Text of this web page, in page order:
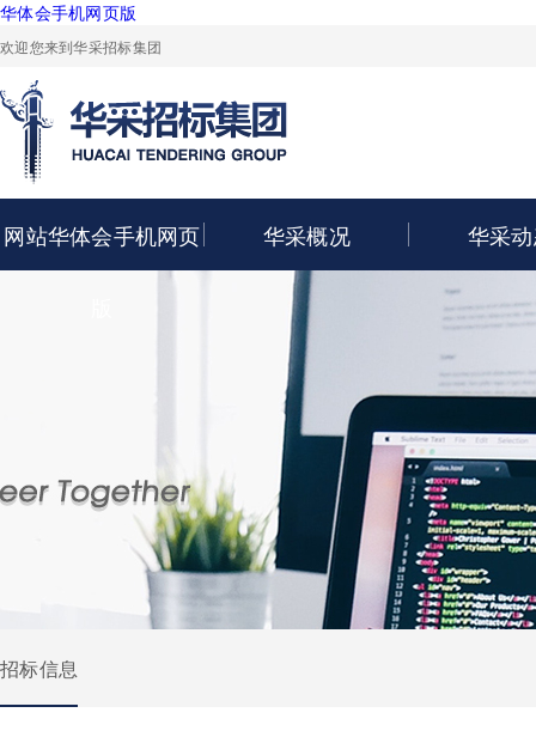
华体会手机网页版
欢迎您来到华采招标集团
网站华体会手机网页 华采概况 华采
招标信息